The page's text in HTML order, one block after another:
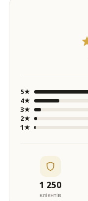
5★
4★
3★
2★
1★
1 250
клієнтів